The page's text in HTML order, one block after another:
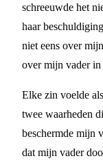
schreeuwde het
haar
niet eens over
over mijn vader
Elke zin voelde
twee waarheden
beschermde mijn
dat mijn vader